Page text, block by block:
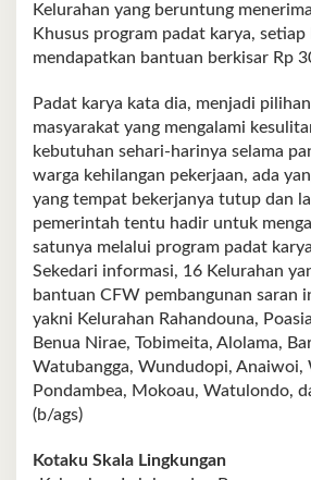
Kelurahan yang beruntung
Khusus program padat karya, setiap
mendapatkan bantuan berkisar Rp
Padat karya kata dia, menjadi
masyarakat yang mengalami
kebutuhan sehari-harinya selama
warga kehilangan pekerjaan, ada
yang tempat bekerjanya tutup dan
pemerintah tentu hadir untuk
satunya melalui program padat
Sekedari informasi, 16 Kelurahan
bantuan CFW pembangunan saran
yakni Kelurahan Rahandouna,
Benua Nirae, Tobimeita, Alolama,
Watubangga, Wundudopi, Anaiwoi,
Pondambea, Mokoau, Watulondo,
(b/ags)
Kotaku Skala Lingkungan